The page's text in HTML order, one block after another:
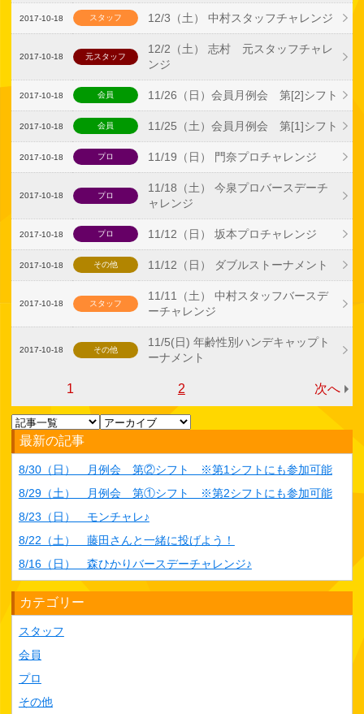
2017-10-18 スタッフ 12/3（土） 中村スタッフチャレンジ
2017-10-18 元スタッフ
12/2（土） 志村 元スタッフチャレ
ンジ
2017-10-18 会員 11/26（日）会員月例会 第[2]シフト
2017-10-18 会員 11/25（土）会員月例会 第[1]シフト
2017-10-18 プロ 11/19（日） 門奈プロチャレンジ
2017-10-18 プロ
11/18（土） 今泉プロバースデーチ
ャレンジ
2017-10-18 プロ 11/12（日） 坂本プロチャレンジ
2017-10-18 その他 11/12（日） ダブルストーナメント
2017-10-18 スタッフ
11/11（土） 中村スタッフバースデ
ーチャレンジ
2017-10-18 その他
11/5(日) 年齢性別ハンデキャップト
ーナメント
1 2 次へ
最新の記事
8/30（日） 月例会 第②シフト ※第1シフトにも参加可能
8/29（土） 月例会 第①シフト ※第2シフトにも参加可能
8/23（日） モンチャレ♪
8/22（土） 藤田さんと一緒に投げよう！
8/16（日） 森ひかりバースデーチャレンジ♪
カテゴリー
スタッフ
会員
プロ
その他